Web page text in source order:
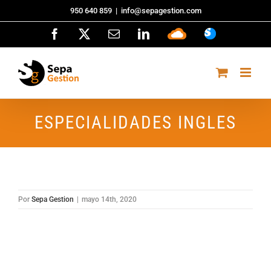
al
950 640 859 | info@sepagestion.com
Facebook
CorreoLinkedIn
Sepa
ESPECIALIDADES INGLES
Por Sepa Gestion | mayo 14th, 2020